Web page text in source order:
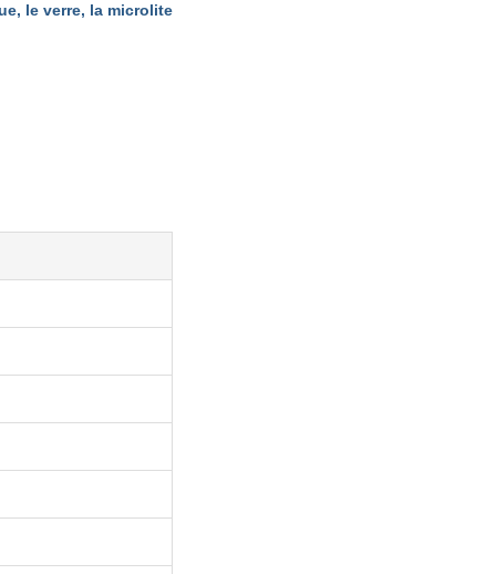
le verre, la microlite